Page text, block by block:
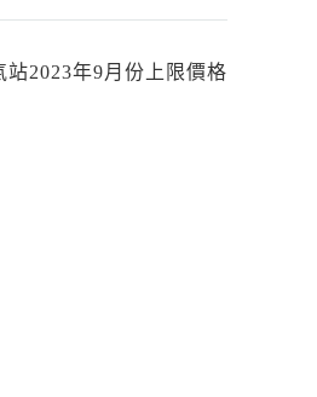
站2023年9月份上限價格